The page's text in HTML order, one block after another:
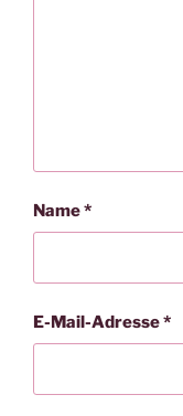
Name*
E-Mail-Adresse*